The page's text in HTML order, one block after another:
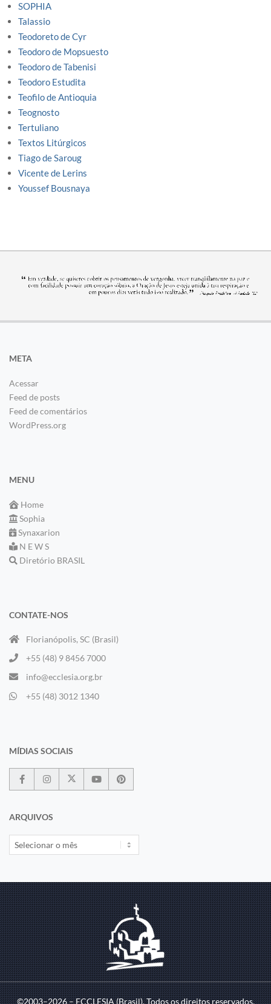
SOPHIA
Talassio
Teodoreto de Cyr
Teodoro de Mopsuesto
Teodoro de Tabenisi
Teodoro Estudita
Teofilo de Antioquia
Teognosto
Tertuliano
Textos Litúrgicos
Tiago de Saroug
Vicente de Lerins
Youssef Bousnaya
META
Acessar
Feed de posts
Feed de comentários
WordPress.org
MENU
Home
Sophia
Synaxarion
N E W S
Diretório BRASIL
CONTATE-NOS
Florianópolis, SC (Brasil)
+55 (48) 9 8456 7000
info@ecclesia.org.br
+55 (48) 3012 1340
MÍDIAS SOCIAIS
ARQUIVOS
©2003–2026 – ECCLESIA (Brasil). Todos os direitos reservados.